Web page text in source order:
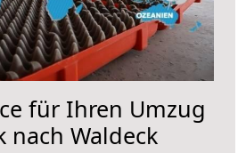
für Ihren Umzug
nach Waldeck